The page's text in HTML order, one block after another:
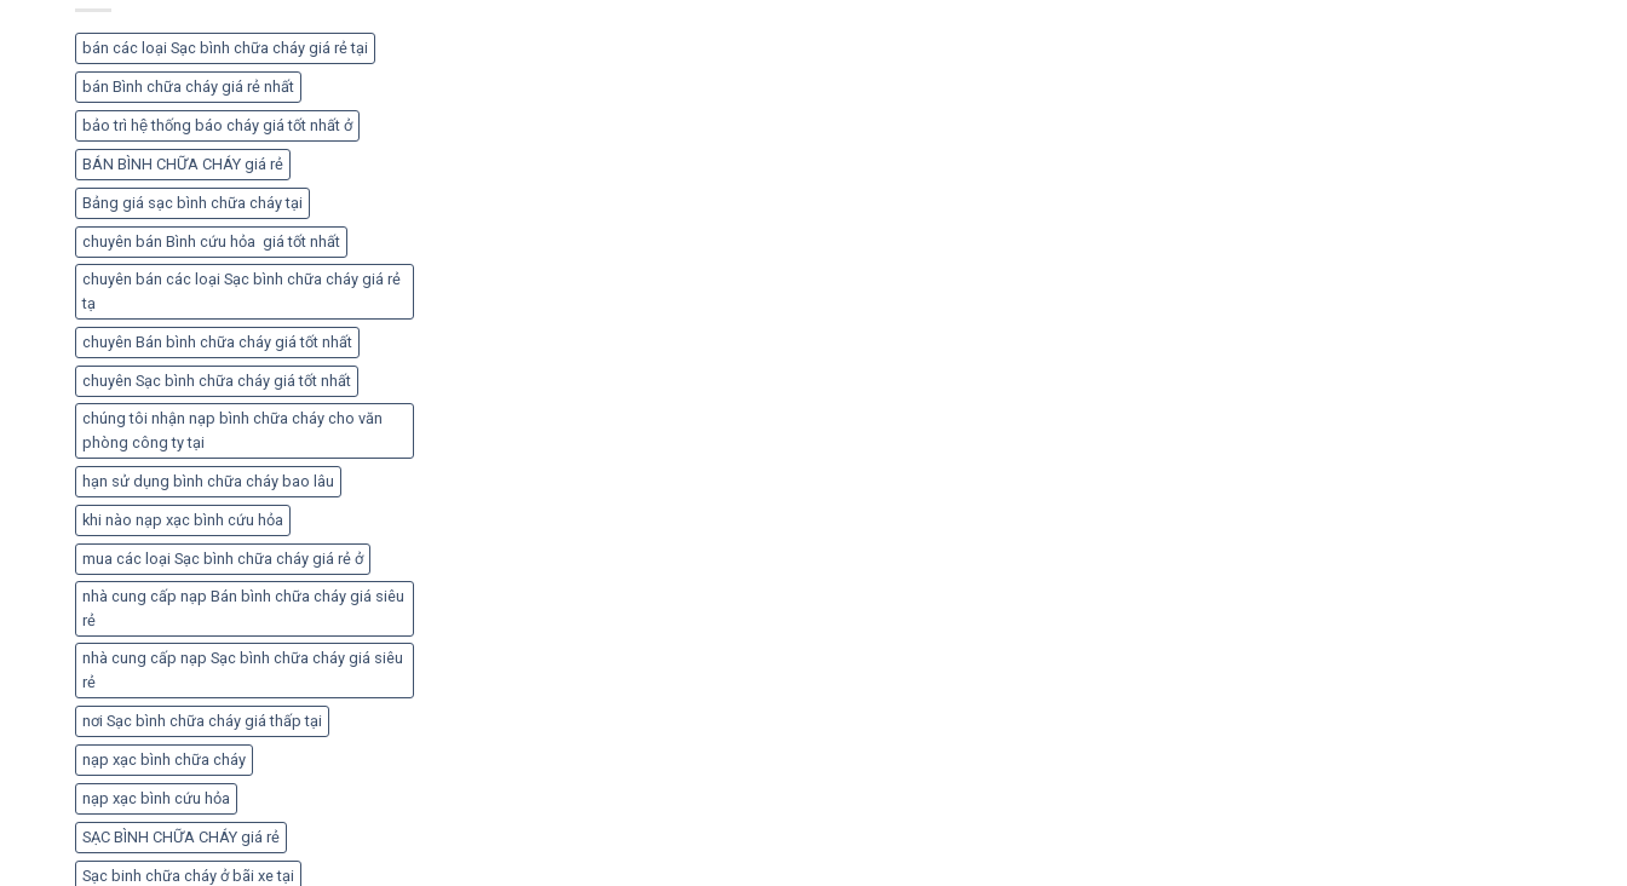
bán các loại Sạc bình chữa cháy giá rẻ tại
bán Bình chữa cháy giá rẻ nhất
bảo trì hệ thống báo cháy giá tốt nhất ở
BÁN BÌNH CHỮA CHÁY giá rẻ
Bảng giá sạc bình chữa cháy tại
chuyên bán Bình cứu hỏa giá tốt nhất
chuyên bán các loại Sạc bình chữa cháy giá rẻ
tạ
chuyên Bán bình chữa cháy giá tốt nhất
chuyên Sạc bình chữa cháy giá tốt nhất
chúng tôi nhận nạp bình chữa cháy cho văn
phòng công ty tại
hạn sử dụng bình chữa cháy bao lâu
khi nào nạp xạc bình cứu hỏa
mua các loại Sạc bình chữa cháy giá rẻ ở
nhà cung cấp nạp Bán bình chữa cháy giá siêu
rẻ
nhà cung cấp nạp Sạc bình chữa cháy giá siêu
rẻ
nơi Sạc bình chữa cháy giá thấp tại
nạp xạc bình chữa cháy
nạp xạc bình cứu hỏa
SẠC BÌNH CHỮA CHÁY giá rẻ
Sạc binh chữa cháy ở bãi xe tại